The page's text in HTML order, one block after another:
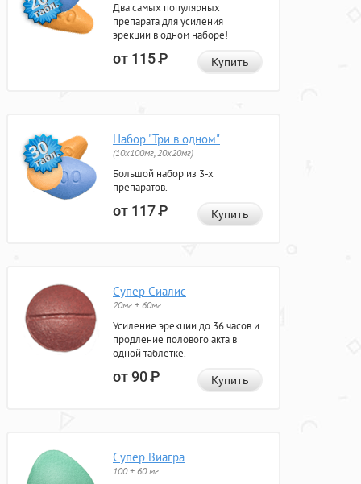
Два самых популярных
препарата для усиления
эрекции в одном наборе!
от 115Р Купить
Набор "Три в одном"
(10x100мг, 20x20мг)
Большой набор из 3-х
препаратов.
от 117Р Купить
Супер Сиалис
20мг + 60мг
Усиление эрекции до 36 часов и
продление полового акта в
одной таблетке.
от 90Р Купить
Супер Виагра
100 + 60 мг